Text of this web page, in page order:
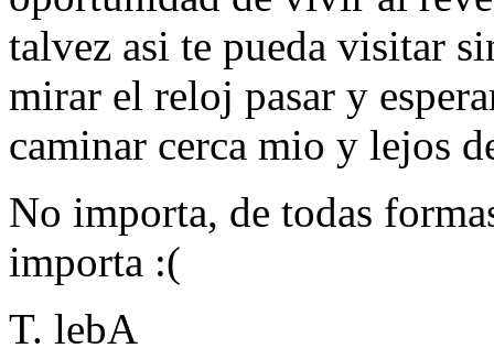
talvez asi te pueda visitar
mirar el reloj pasar y
caminar cerca mio y lejos
No importa, de todas
importa :(
T. lebA